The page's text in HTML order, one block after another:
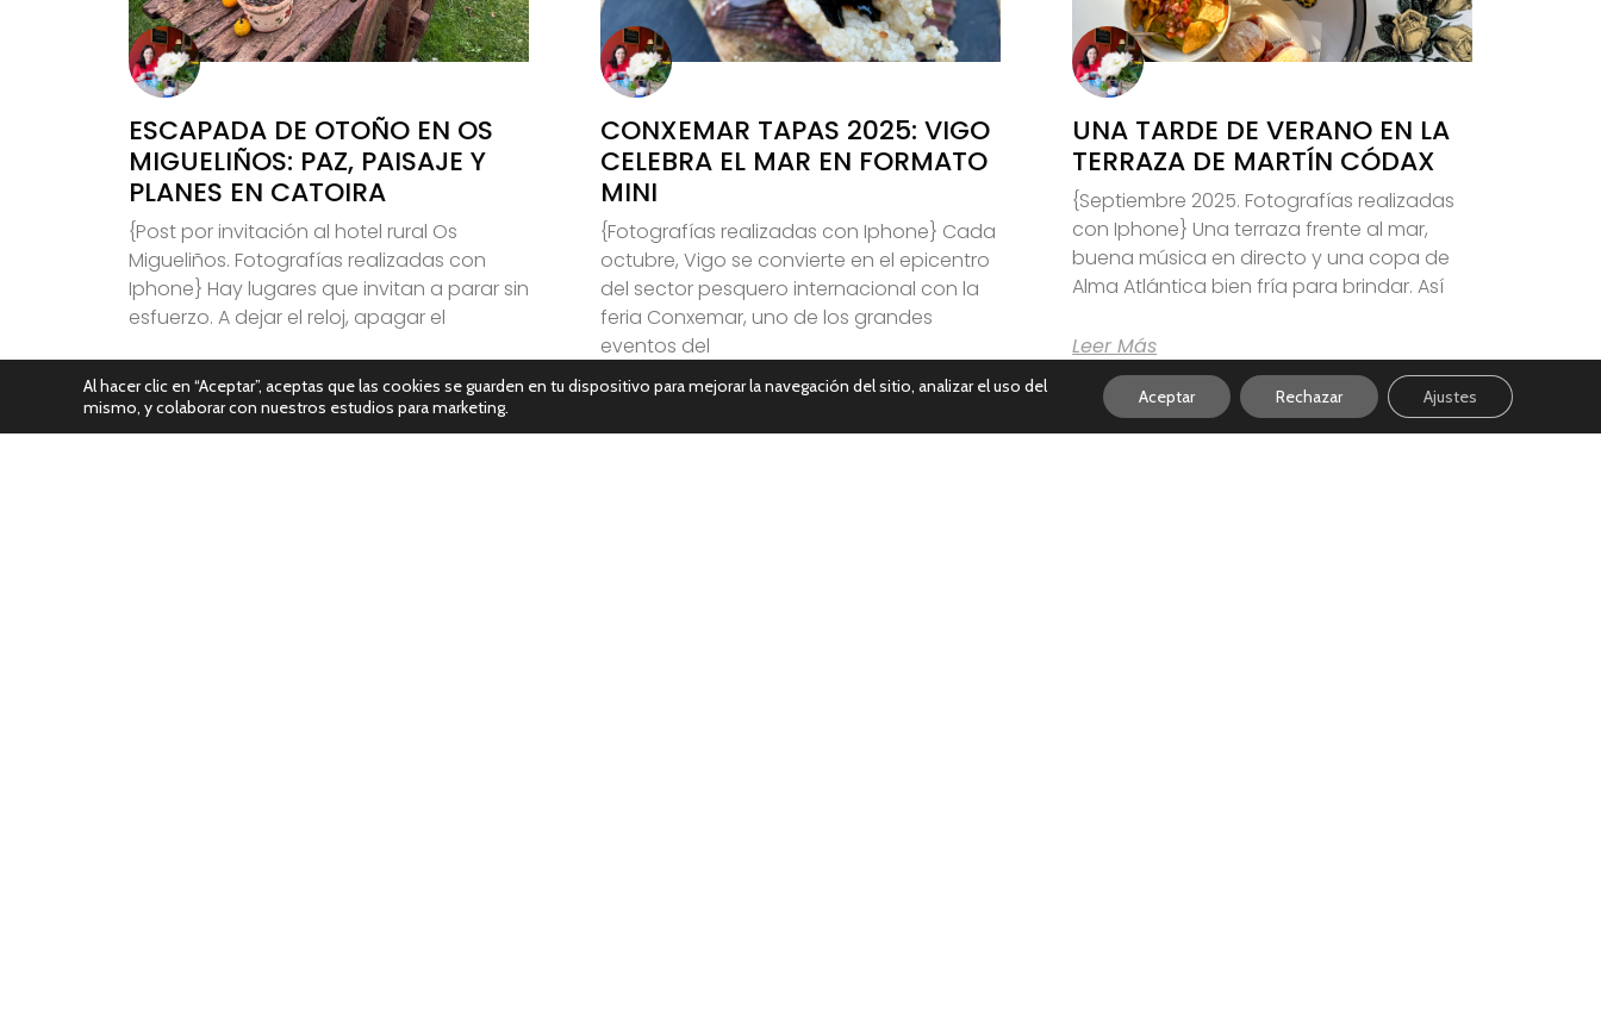
ESCAPADA DE OTOÑO EN OS
MIGUELIÑOS: PAZ, PAISAJE Y
PLANES EN CATOIRA
{Post por invitación al hotel rural Os
Migueliños. Fotografías realizadas con
Iphone} Hay lugares que invitan a parar sin
esfuerzo. A dejar el reloj, apagar el
Leer Más
CONXEMAR TAPAS 2025: VIGO
CELEBRA EL MAR EN FORMATO
MINI
{Fotografías realizadas con Iphone} Cada
octubre, Vigo se convierte en el epicentro
del sector pesquero internacional con la
feria Conxemar, uno de los grandes
eventos del
UNA TARDE DE VERANO EN LA
TERRAZA DE MARTÍN CÓDAX
{Septiembre 2025. Fotografías realizadas
con Iphone} Una terraza frente al mar,
buena música en directo y una copa de
Alma Atlántica bien fría para brindar. Así
Leer Más
Al hacer clic en “Aceptar”, aceptas que las cookies se guarden en tu dispositivo para mejorar la navegación del sitio, analizar el uso del
mismo, y colaborar con nuestros estudios para marketing.
Aceptar Rechazar Ajustes